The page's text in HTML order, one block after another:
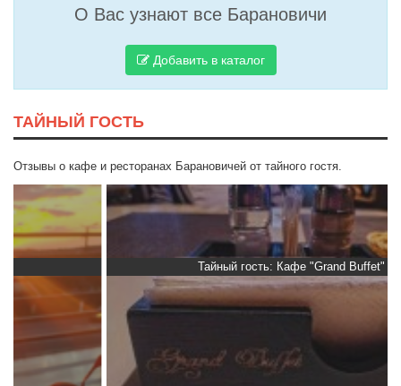
О Вас узнают все Барановичи
Добавить в каталог
ТАЙНЫЙ ГОСТЬ
Отзывы о кафе и ресторанах Барановичей от тайного гостя.
Тайный гость: Кафе "Grand Buffet"